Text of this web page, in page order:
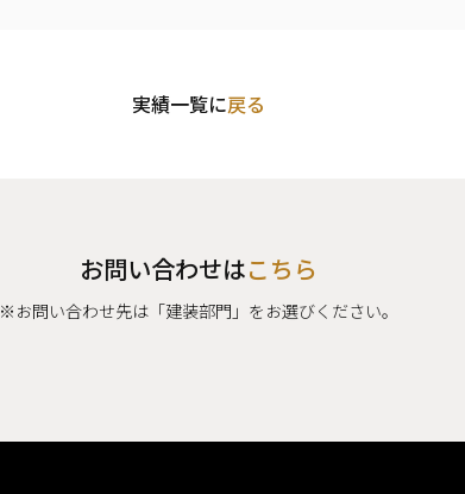
実績一覧に戻る
お問い合わせはこちら
※お問い合わせ先は「建装部門」をお選びください。